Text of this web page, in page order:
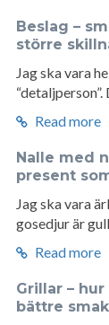
Beslag –
större
Jag ska vara
“detaljperson”.
Read more
Nalle med
present
Jag ska vara
gosedjur är
Read more
Grillar –
bättre